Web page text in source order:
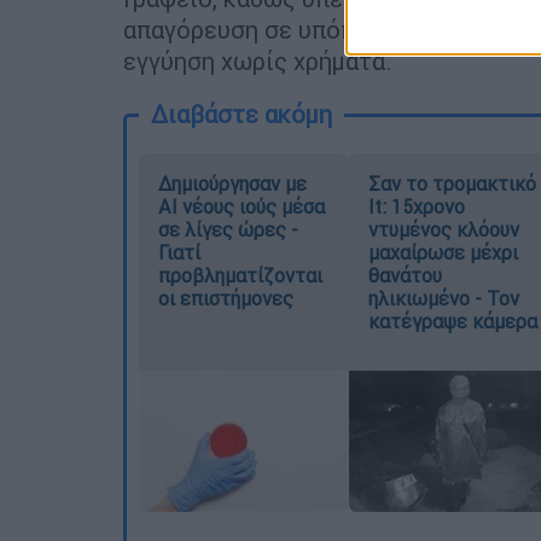
απαγόρευση σε υπόπτους
εγγύηση χωρίς χρήματα.
Διαβάστε ακόμη
Δημιούργησαν με
AI νέους ιούς μέσα
σε λίγες ώρες -
Γιατί
προβληματίζονται
οι επιστήμονες
Σαν το τρομακτικό
It: 15χρονο
ντυμένος κλόουν
μαχαίρωσε μέχρι
θανάτου
ηλικιωμένο - Τον
κατέγραψε κάμερα